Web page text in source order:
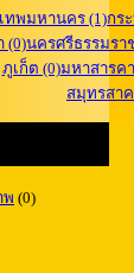
ทพมหานคร (1)กร
(0)นครศรีธรรมรา
ภูเก็ต (0)มหาสารค
สมุทรสาค
พ (0)